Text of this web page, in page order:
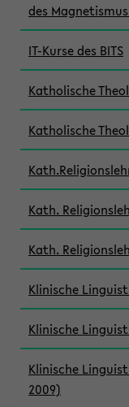
des
IT-Kurse des BITS
Katholische
Katholische
Kath.
Kath.
Klinische
Klinische
Klinische
2009)